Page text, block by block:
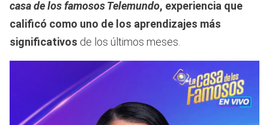
casa de los famosos Telemundo, experiencia que
calificó como uno de los aprendizajes más
significativos de los últimos meses.